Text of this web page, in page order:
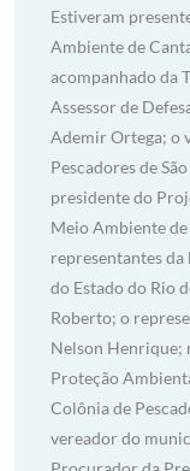
Estiveram
Ambiente de
acompanhado da
Assessor de
Ademir Ortega; o
Pescadores de
presidente do
Meio Ambiente
representantes da
do Estado do Rio
Roberto; o
Nelson Henrique;
Proteção
Colônia de
vereador do